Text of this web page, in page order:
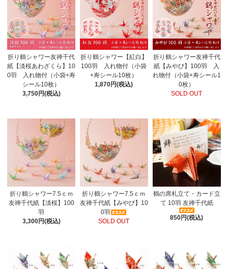
折り鶴シャワー友禅千代
紙【淡桜あわざくら】10
0羽 入れ物付（小袋+寿
シール10枚）
3,750円(税込)
折り鶴シャワー【紅白】
100羽 入れ物付（小袋
+寿シール10枚）
1,870円(税込)
折り鶴シャワー友禅千代
紙【みやび】100羽 入
れ物付（小袋+寿シール1
0枚）
SOLD OUT
折り鶴シャワー7.5ｃｍ
友禅千代紙【淡桜】100
羽
3,300円(税込)
折り鶴シャワー7.5ｃｍ
友禅千代紙【みやび】10
0羽
SOLD OUT
鶴の席札立て・カード立
て 10羽 友禅千代紙
850円(税込)